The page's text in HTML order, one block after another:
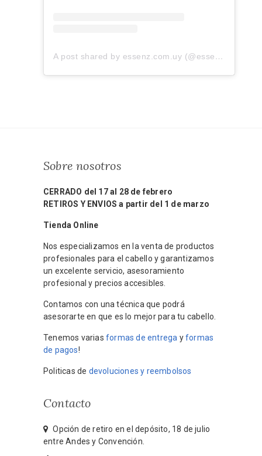
A post shared by essenz.com.uy (@essenz.com.uy)
Sobre nosotros
CERRADO del 17 al 28 de febrero
RETIROS Y ENVIOS a partir del 1 de marzo
Tienda Online
Nos especializamos en la venta de productos
profesionales para el cabello y garantizamos
un excelente servicio, asesoramiento
profesional y precios accesibles.
Contamos con una técnica que podrá
asesorarte en que es lo mejor para tu cabello.
Tenemos varias formas de entrega yformas
de pagos!
Politicas de devoluciones y reembolsos
Contacto
Opción de retiro en el depósito, 18 de julio
entre Andes y Convención.